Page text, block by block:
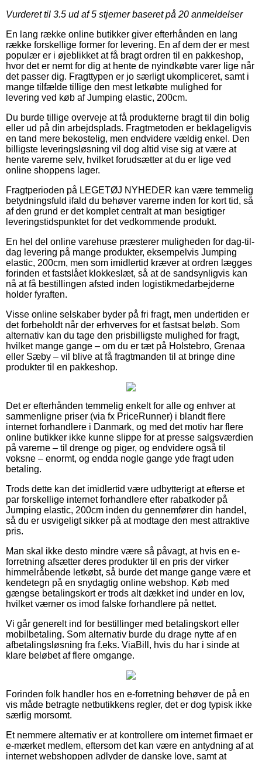
Vurderet til 3.5 ud af 5 stjerner baseret på 20 anmeldelser
En lang række online butikker giver efterhånden en lang
række forskellige former for levering. En af dem der er mest
populær er i øjeblikket at få bragt ordren til en pakkeshop,
hvor det er nemt for dig at hente de nyindkøbte varer lige når
det passer dig. Fragttypen er jo særligt ukompliceret, samt i
mange tilfælde tillige den mest letkøbte mulighed for
levering ved køb af Jumping elastic, 200cm.
Du burde tillige overveje at få produkterne bragt til din bolig
eller ud på din arbejdsplads. Fragtmetoden er beklageligvis
en tand mere bekostelig, men endvidere vældig enkel. Den
billigste leveringsløsning vil dog altid vise sig at være at
hente varerne selv, hvilket forudsætter at du er lige ved
online shoppens lager.
Fragtperioden på LEGETØJ NYHEDER kan være temmelig
betydningsfuld ifald du behøver varerne inden for kort tid, så
af den grund er det komplet centralt at man besigtiger
leveringstidspunktet for det vedkommende produkt.
En hel del online varehuse præsterer muligheden for dag-til-
dag levering på mange produkter, eksempelvis Jumping
elastic, 200cm, men som imidlertid kræver at ordren lægges
forinden et fastslået klokkeslæt, så at de sandsynligvis kan
nå at få bestillingen afsted inden logistikmedarbejderne
holder fyraften.
Visse online selskaber byder på fri fragt, men undertiden er
det forbeholdt når der erhverves for et fastsat beløb. Som
alternativ kan du tage den prisbilligste mulighed for fragt,
hvilket mange gange – om du er tæt på Holstebro, Grenaa
eller Sæby – vil blive at få fragtmanden til at bringe dine
produkter til en pakkeshop.
Det er efterhånden temmelig enkelt for alle og enhver at
sammenligne priser (via fx PriceRunner) i blandt flere
internet forhandlere i Danmark, og med det motiv har flere
online butikker ikke kunne slippe for at presse salgsværdien
på varerne – til drenge og piger, og endvidere også til
voksne – enormt, og endda nogle gange yde fragt uden
betaling.
Trods dette kan det imidlertid være udbytterigt at efterse et
par forskellige internet forhandlere efter rabatkoder på
Jumping elastic, 200cm inden du gennemfører din handel,
så du er usvigeligt sikker på at modtage den mest attraktive
pris.
Man skal ikke desto mindre være så påvagt, at hvis en e-
forretning afsætter deres produkter til en pris der virker
himmelråbende letkøbt, så burde det mange gange være et
kendetegn på en snydagtig online webshop. Køb med
gængse betalingskort er trods alt dækket ind under en lov,
hvilket værner os imod falske forhandlere på nettet.
Vi går generelt ind for bestillinger med betalingskort eller
mobilbetaling. Som alternativ burde du drage nytte af en
afbetalingsløsning fra f.eks. ViaBill, hvis du har i sinde at
klare beløbet af flere omgange.
Forinden folk handler hos en e-forretning behøver de på en
vis måde betragte netbutikkens regler, det er dog typisk ikke
særlig morsomt.
Et nemmere alternativ er at kontrollere om internet firmaet er
e-mærket medlem, eftersom det kan være en antydning af at
internet webshoppen adlyder de danske love, samt at